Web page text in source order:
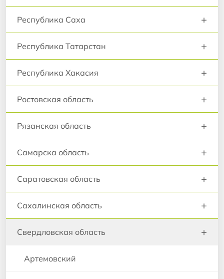
Республика Саха +
Республика Татарстан +
Республика Хакасия +
Ростовская область +
Рязанская область +
Самарска область +
Саратовская область +
Сахалинская область +
Свердловская область +
Артемовский